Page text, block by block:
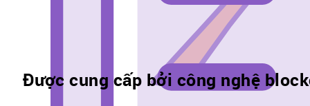
Được cung cấp bởi công nghệ